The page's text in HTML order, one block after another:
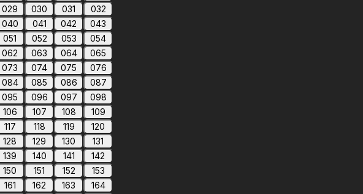
029 030 031
032
040 041 042
043
051 052 053
054
062 063 064
065
073 074 075
076
084 085 086
087
095 096 097
098
106 107 108
109
117 118 119
120
128 129 130
131
139 140 141
142
150 151 152
153
161 162 163
164